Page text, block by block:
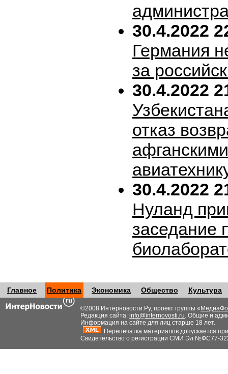
30.4.2022
Германия
за
30.4.2022
отказ
30.4.2022
Нуланд
заседание
Главное Политика Экономика Общество Культура
©2008 Интерновости.Ру, проект группы «
Редакция сайта: info@internovosti.ru. Общие и
Информация на сайте для лиц старше 18 лет.
Перепечатка материалов допускается
Свидетельство о регистрации СМИ Эл №ФС77-